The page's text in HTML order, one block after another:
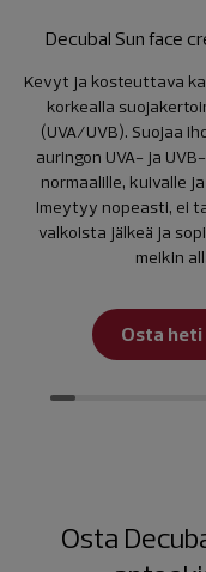
Decubal Sun face
Kevyt ja kosteuttava
korkealla
(UVA/UVB). Suojaa
auringon UVA- ja
normaalille, kuivalle
Imeytyy nopeasti, ei
valkoista jälkeä ja
meikin
Osta heti
Osta